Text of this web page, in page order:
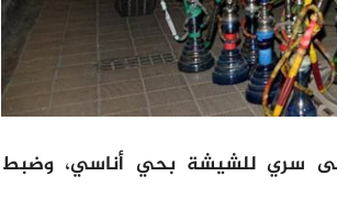
سري للشيشة بحي أناسي، وضبط